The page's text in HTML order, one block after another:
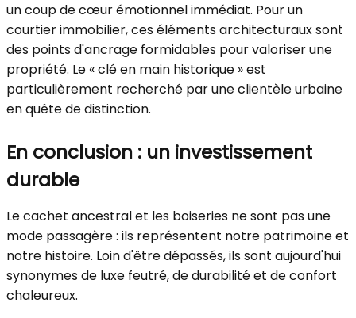
un coup de cœur émotionnel immédiat. Pour un
courtier immobilier, ces éléments architecturaux sont
des points d'ancrage formidables pour valoriser une
propriété. Le « clé en main historique » est
particulièrement recherché par une clientèle urbaine
en quête de distinction.
En conclusion : un investissement
durable
Le cachet ancestral et les boiseries ne sont pas une
mode passagère : ils représentent notre patrimoine et
notre histoire. Loin d'être dépassés, ils sont aujourd'hui
synonymes de luxe feutré, de durabilité et de confort
chaleureux.